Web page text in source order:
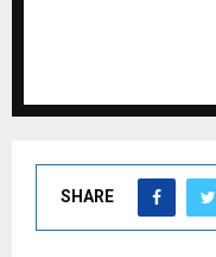
SHARE